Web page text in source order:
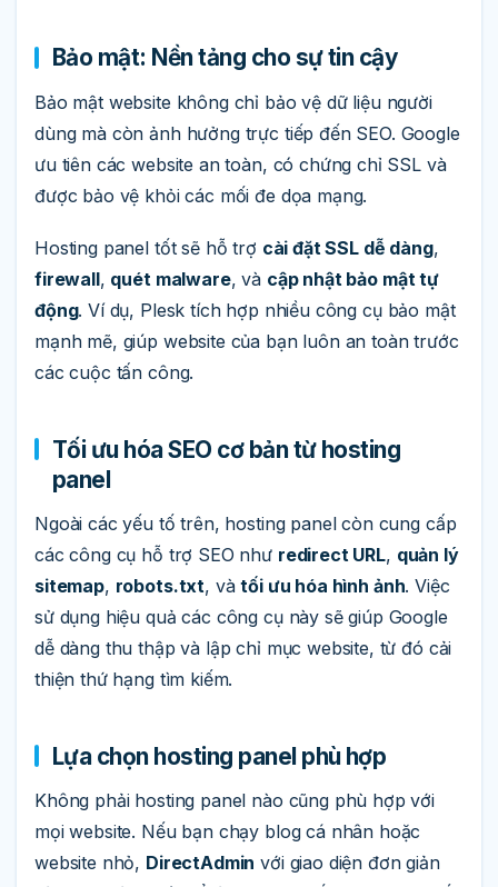
Bảo mật: Nền tảng cho sự tin cậy
Bảo mật website không chỉ bảo vệ dữ liệu người
dùng mà còn ảnh hưởng trực tiếp đến SEO. Google
ưu tiên các website an toàn, có chứng chỉ SSL và
được bảo vệ khỏi các mối đe dọa mạng.
Hosting panel tốt sẽ hỗ trợ cài đặt SSL dễ dàng,
firewall, quét malware, và cập nhật bảo mật tự
động. Ví dụ, Plesk tích hợp nhiều công cụ bảo mật
mạnh mẽ, giúp website của bạn luôn an toàn trước
các cuộc tấn công.
Tối ưu hóa SEO cơ bản từ hosting
panel
Ngoài các yếu tố trên, hosting panel còn cung cấp
các công cụ hỗ trợ SEO như redirect URL, quản lý
sitemap, robots.txt, vàtối ưu hóa hình ảnh. Việc
sử dụng hiệu quả các công cụ này sẽ giúp Google
dễ dàng thu thập và lập chỉ mục website, từ đó cải
thiện thứ hạng tìm kiếm.
Lựa chọn hosting panel phù hợp
Không phải hosting panel nào cũng phù hợp với
mọi website. Nếu bạn chạy blog cá nhân hoặc
website nhỏ, DirectAdmin với giao diện đơn giản